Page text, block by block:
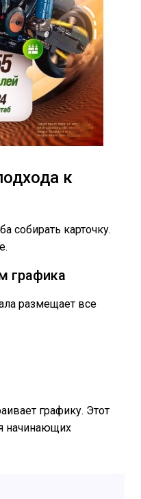
к
собирать карточку.
графика
размещает все
графику. Этот
начинающих